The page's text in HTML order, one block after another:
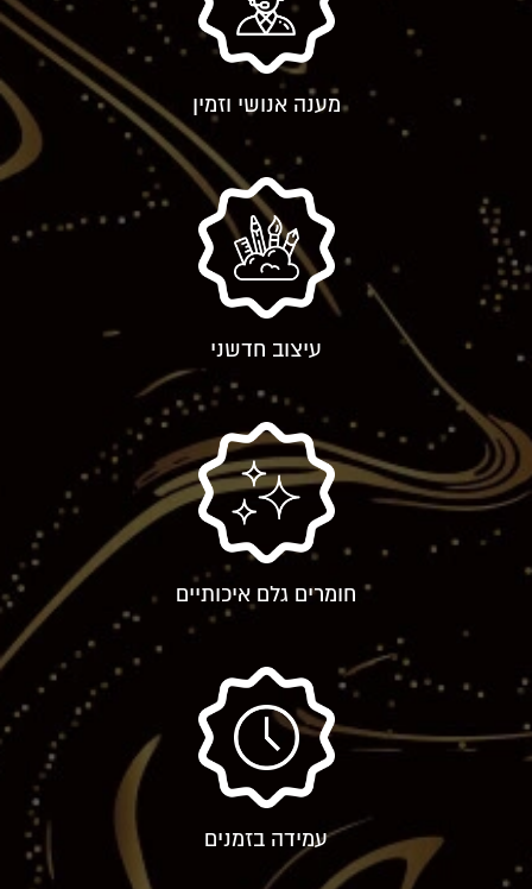
מענה אנושי וזמין
עיצוב חדשני
חומרים גלם איכותיים
עמידה בזמנים